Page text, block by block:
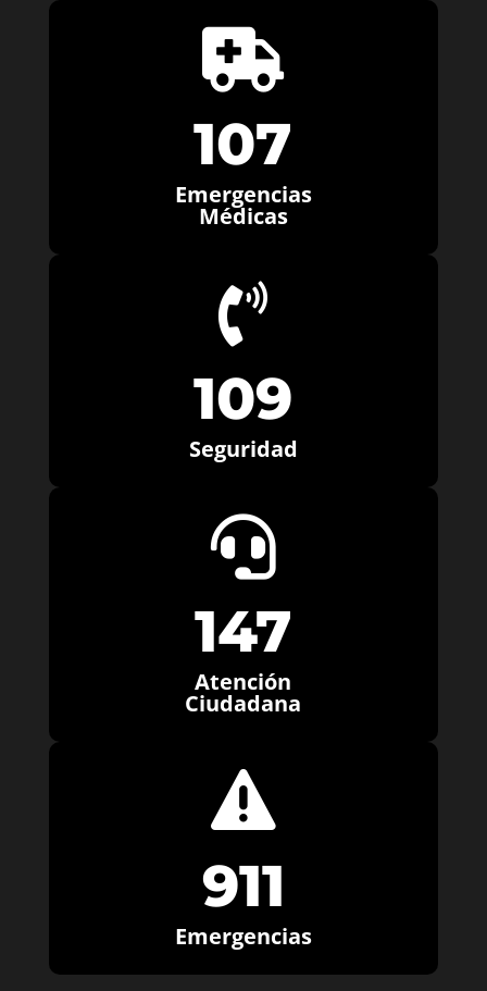

107
Emergencias
Médicas

109
Seguridad

147
Atención
Ciudadana

911
Emergencias